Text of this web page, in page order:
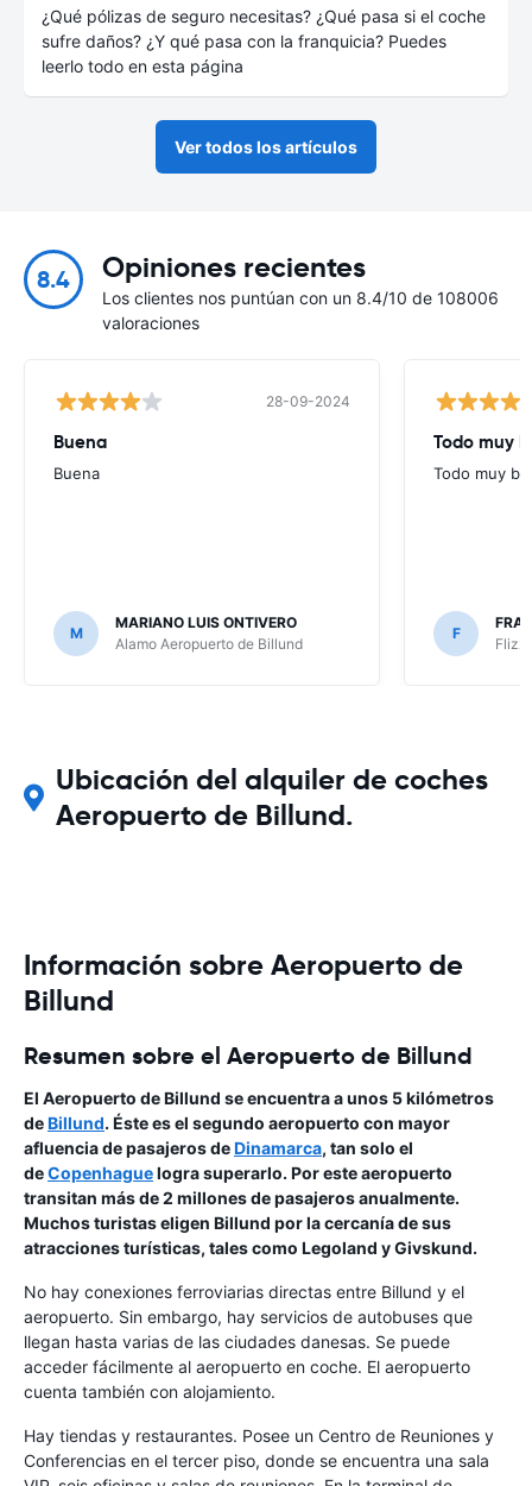
¿Qué pólizas de seguro necesitas? ¿Qué pasa si el coche
sufre daños? ¿Y qué pasa con la franquicia? Puedes
leerlo todo en esta página
Ver todos los artículos
8.4 Opiniones recientes
Los clientes nos puntúan con un 8.4/10 de 108006
valoraciones
28-09-2024
Buena
Buena
M
MARIANO LUIS ONTIVERO
Alamo Aeropuerto de Billund
Todo muy
Todo muy
F
Ubicación del alquiler de coches
Aeropuerto de Billund.
Información sobre Aeropuerto de
Billund
Resumen sobre el Aeropuerto de Billund
El Aeropuerto de Billund se encuentra a unos 5 kilómetros
deBillund. Éste es el segundo aeropuerto con mayor
afluencia de pasajeros deDinamarca, tan solo el
deCopenhaguelogra superarlo. Por este aeropuerto
transitan más de 2 millones de pasajeros anualmente.
Muchos turistas eligen Billund por la cercanía de sus
atracciones turísticas, tales como Legoland y Givskund.
No hay conexiones ferroviarias directas entre Billund y el
aeropuerto. Sin embargo, hay servicios de autobuses que
llegan hasta varias de las ciudades danesas. Se puede
acceder fácilmente al aeropuerto en coche. El aeropuerto
cuenta también con alojamiento.
Hay tiendas y restaurantes. Posee un Centro de Reuniones y
Conferencias en el tercer piso, donde se encuentra una sala